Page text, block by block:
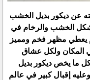
عن ديكور بديل الخشب
شكل الخشب والرخام في
يعطي مظهر فخم ومميز
المكان ولكل عشاق
ما يخص ديكور بديل
إقبال كبير في عالم